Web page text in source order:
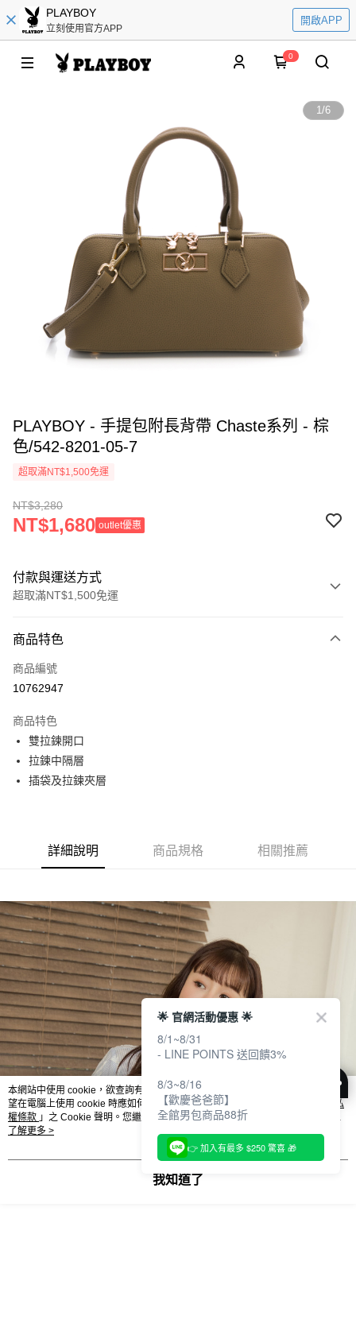
PLAYBOY
立刻使用官方APP
開啟APP
0
1/6
PLAYBOY - 手提包附長背帶 Chaste系列 - 棕
色/542-8201-05-7
超取滿NT$1,500免運
NT$3,280
NT$1,680 outlet優惠
付款與運送方式
超取滿NT$1,500免運
信用卡一次付款
超商取貨付款
Apple Pay
街口支付
相關說明
流程，驗證手機門號後，選擇欲分期的期數、繳款截止日，確認付款後即完
成交易。
3.實際核准額度、可分期數及費用金額請依後續交易確認頁面所載為準。
4.訂單成立30分鐘內，如未前往確認交易或遇審核未通過，訂單將自動取
消。如遇「轉專審核」未通過狀況，表示未達大哥付你分期系統評分，恕無
法說明評估內容。
【繳款方式說明】
1.分期款項不併入電信帳單，「大哥付你分期」於每月結算日後寄送繳費提
醒簡訊。
2.透過簡訊連結打開帳單後，可選擇「超商條碼／台灣大直營門市／銀行轉
帳／街口支付／iPASS MONEY」等通路繳費。
【注意事項】
1.本服務係由「台灣大哥大股份有限公司」（以下簡稱本公司）所提供，讓
用戶於交易時，得透過本服務購買商品或服務，並由商店將買賣／分期付款
買賣價金債權讓與本公司後，依約使用本公司帳單繳交帳款。
2.基於同意付款使用「大哥付你分期」之契約關係目的，商店將以您的個人
資料（包含姓名、電話或地址）提供予台灣大哥大進項蒐集、處理及利用，
由本公司與您本人進行分期帳單所需資料之確認、核對及更正。
3.完整用戶服務條款，請詳閱以下連結：https://oppay.tw/userRule
【關於「AFTEE先享後付」】
AFTEE先享後付是「在收到商品之後才付款」的支付方式。 讓您購物簡單
便利好安心！
１．簡單：不需註冊會員、不需綁卡、不需儲值。
２．便利：只要手機號碼，簡訊認證，即可結帳。
３．安心：先確認商品／服務後，再付款。
【「AFTEE先享後付」結帳流程】
１．於結帳方式選擇「AFTEE先享後付」後，將跳轉至「AFTEE先享後付」
結帳頁面，進行簡訊認證並確認金額後，即可完成結帳。
２．訂單成立數日內，您將收到繳費通知簡訊。
３．收到繳費通知簡訊後14天內，點擊此簡訊中的連結，可透過四大超商／
ATM／網路銀行／等多元方式進行付款，方視為交易完成。
※ 請注意：結帳手續完成當下不需立刻繳費，但若您需要取消訂單，請聯絡
購買商品的店家。未經商家同意取消之訂單仍視為有效，需透過AFTEE先享
後付繳納相關費用。
※ 交易是否成功請以「AFTEE先享後付 」之結帳頁面顯示為準，若有關於
是否繳費成功／繳費後需取消欲退款等相關疑問，請聯繫「AFTEE先享後付
ATM付款
運送方式
全家取貨付款
每筆NT$60，滿NT$1,500(含以上)免運費
付款後全家取貨
每筆NT$60，滿NT$1,500(含以上)免運費
萊爾富取貨付款
每筆NT$120
每筆NT$122
商品特色
商品編號
10762947
商品特色
雙拉鍊開口
拉鍊中隔層
插袋及拉鍊夾層
詳細說明 商品規格 相關推薦
本網站中使用 cookie，欲查詢有關本網站使用 cookie 方式之詳情，及若您不希
望在電腦上使用 cookie 時應如何變更電腦的 cookie 設定，請參閱本網站「
隱私
權條款 」之 Cookie 聲明。您繼續使用本網站即表示您同意本公司得按本網站使
用條款之 Cookie 聲明使用 cookie。
了解更多 >
我知道了
🌟 官網活動優惠 🌟
8/1~8/31
- LINE POINTS 送回饋3%
8/3~8/16
【歡慶爸爸節】
全館男包商品88折
👉 加入有最多 $250 驚喜 🎁